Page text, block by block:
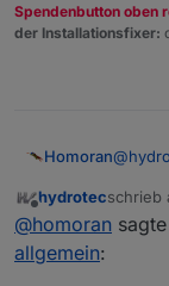
Spendenbutton oben
der Installationsfixer:
Homoran@
Offline
hydrotecschrieb
zuletzt
@homoran
allgemein: